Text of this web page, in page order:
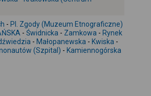
- Pl. Zgody (Muzeum Etnograficzne)
- Świdnicka - Zamkowa - Rynek
- Małopanewska - Kwiska -
(Szpital) - Kamiennogórska